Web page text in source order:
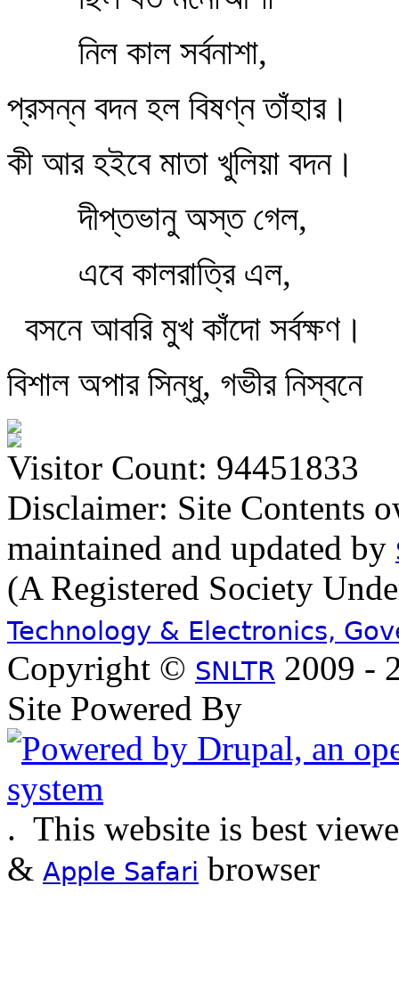
নিল কাল সর্বনাশা,
প্রসন্ন বদন হল বিষণ্ন তাঁহার।
কী আর হইবে মাতা খুলিয়া বদন।
দীপ্তভানু অস্ত গেল,
এবে কালরাত্রি এল,
বসনে আবরি মুখ কাঁদো সর্বক্ষণ।
বিশাল অপার সিন্ধু, গভীর নিস্বনে
Visitor Count: 94451833
Disclaimer: Site Contents
maintained and updated by
(A Registered Society
Technology & Electronics,
Copyright © SNLTR 2009 -
Site Powered By
. This website is best
& Apple Safari browser